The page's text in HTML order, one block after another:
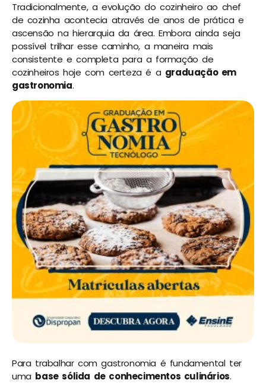
Tradicionalmente, a evolução do cozinheiro ao chef
de cozinha acontecia através de anos de prática e
ascensão na hierarquia da área. Embora ainda seja
possível trilhar esse caminho, a maneira mais
consistente e completa para a formação de
cozinheiros hoje com certeza é a graduação em
gastronomia.
Para trabalhar com gastronomia é fundamental ter
uma base sólida de conhecimentos culinários.